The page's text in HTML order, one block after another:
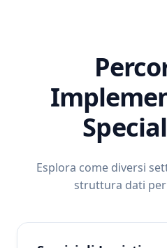
Esplora come diversi
struttura dati